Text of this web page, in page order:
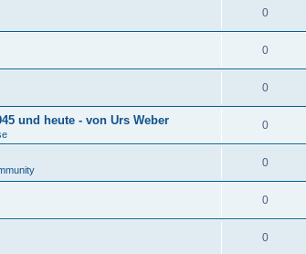
0
0
0
und heute - von Urs Weber 0
0
0
0